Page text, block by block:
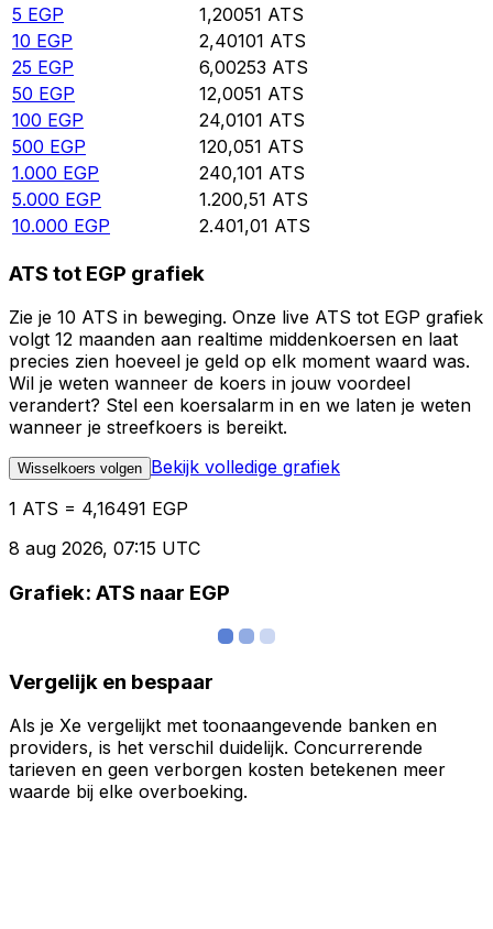
5 EGP 1,20051 ATS
10 EGP 2,40101 ATS
25 EGP 6,00253 ATS
50 EGP 12,0051 ATS
100 EGP 24,0101 ATS
500 EGP 120,051 ATS
1.000 EGP 240,101 ATS
5.000 EGP 1.200,51 ATS
10.000 EGP 2.401,01 ATS
ATS tot EGP grafiek
Zie je 10 ATS in beweging. Onze live ATS tot EGP grafiek
volgt 12 maanden aan realtime middenkoersen en laat
precies zien hoeveel je geld op elk moment waard was.
Wil je weten wanneer de koers in jouw voordeel
verandert? Stel een koersalarm in en we laten je weten
wanneer je streefkoers is bereikt.
Wisselkoers volgen Bekijk volledige grafiek
1 ATS = 4,16491 EGP
8 aug 2026, 07:15 UTC
Grafiek: ATS naar EGP
Vergelijk en bespaar
Als je Xe vergelijkt met toonaangevende banken en
providers, is het verschil duidelijk. Concurrerende
tarieven en geen verborgen kosten betekenen meer
waarde bij elke overboeking.